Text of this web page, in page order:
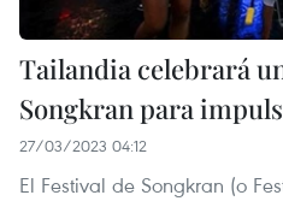
Tailandia celebrará
Songkran para
27/03/2023 04:12
El Festival de Songkran (o